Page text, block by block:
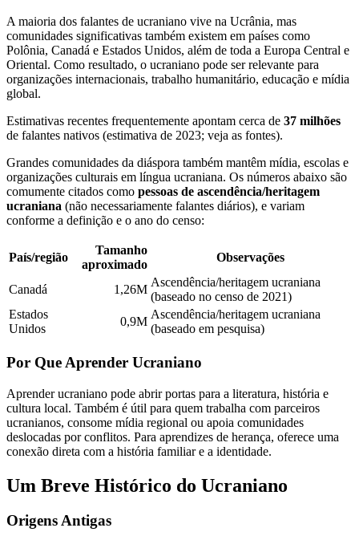
A maioria dos falantes de ucraniano vive na Ucrânia, mas
comunidades significativas também existem em países como
Polônia, Canadá e Estados Unidos, além de toda a Europa Central e
Oriental. Como resultado, o ucraniano pode ser relevante para
organizações internacionais, trabalho humanitário, educação e mídia
global.
Estimativas recentes frequentemente apontam cerca de 37 milhões
de falantes nativos (estimativa de 2023; veja as fontes).
Grandes comunidades da diáspora também mantêm mídia, escolas e
organizações culturais em língua ucraniana. Os números abaixo são
comumente citados como pessoas de ascendência/heritagem
ucraniana (não necessariamente falantes diários), e variam
conforme a definição e o ano do censo:
País/região
Tamanho
aproximado
Observações
Canadá 1,26M
Ascendência/heritagem ucraniana
(baseado no censo de 2021)
Estados
Unidos
0,9M
Ascendência/heritagem ucraniana
(baseado em pesquisa)
Por Que Aprender Ucraniano
Aprender ucraniano pode abrir portas para a literatura, história e
cultura local. Também é útil para quem trabalha com parceiros
ucranianos, consome mídia regional ou apoia comunidades
deslocadas por conflitos. Para aprendizes de herança, oferece uma
conexão direta com a história familiar e a identidade.
Um Breve Histórico do Ucraniano
Origens Antigas